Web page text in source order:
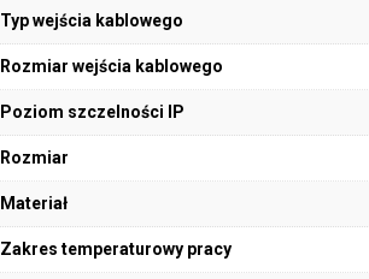
Typ wejścia kablowego
Rozmiar wejścia kablowego
Poziom szczelności IP
Rozmiar
Materiał
Zakres temperaturowy pracy